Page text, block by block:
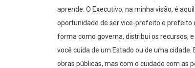
aprende. O Executivo, na minha visão, é
oportunidade de ser vice-prefeito e prefeito
forma como governa, distribui os recursos,
você cuida de um Estado ou de uma
obras públicas, mas com o cuidado com as